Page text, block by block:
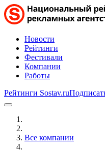
Новости
Рейтинги
Фестивали
Компании
Работы
Рейтинги Sostav.ru
Все компании